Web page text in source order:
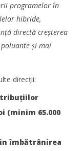
de spații
cu 11% în
programelor în
hibride,
directă creșterea
și mai
direcții:
(minim 65.000
îmbătrânirea